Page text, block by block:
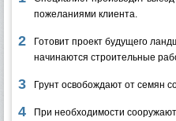
пожеланиями клиента.
Готовит проект будущего
начинаются строительные
Грунт освобождают от семян
При необходимости